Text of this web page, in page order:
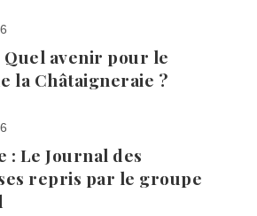
avenir pour le
la Châtaigneraie ?
: Le Journal des
repris par le groupe